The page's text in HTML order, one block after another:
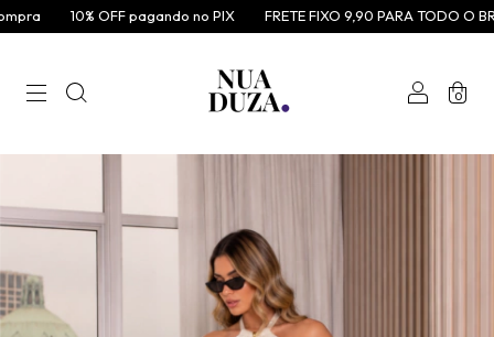
10% OFF pagando no PIX FRETE FIXO 9,90 PARA TODO O
0